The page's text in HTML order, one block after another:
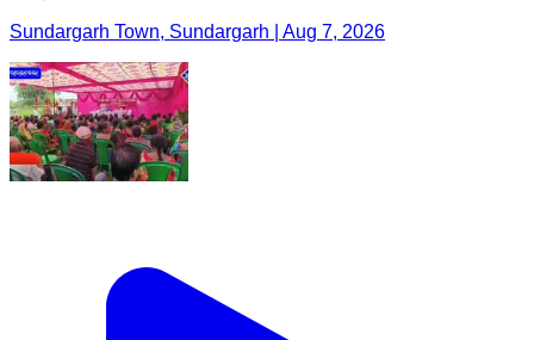
Sundargarh Town, Sundargarh | Aug 7, 2026